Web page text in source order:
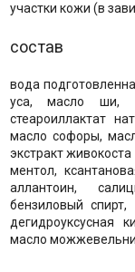
участки кожи (в
состав
вода
уса, масло ши,
стеароиллактат
масло софоры,
экстракт
ментол,
аллантоин,
бензиловый спирт,
дегидроуксусная
масло